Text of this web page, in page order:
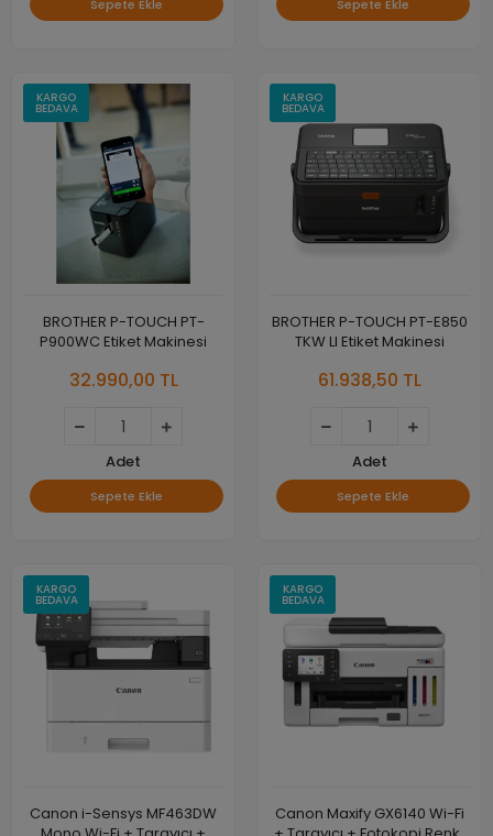
Sepete Ekle Sepete Ekle
KARGO
BEDAVA
BROTHER P-TOUCH PT-
P900WC Etiket Makinesi
32.990,00 TL
Adet
Sepete Ekle
KARGO
BEDAVA
BROTHER P-TOUCH PT-E850
TKW LI Etiket Makinesi
61.938,50 TL
Adet
Sepete Ekle
KARGO
BEDAVA
Canon i-Sensys MF463DW
KARGO
BEDAVA
Canon Maxify GX6140 Wi-Fi